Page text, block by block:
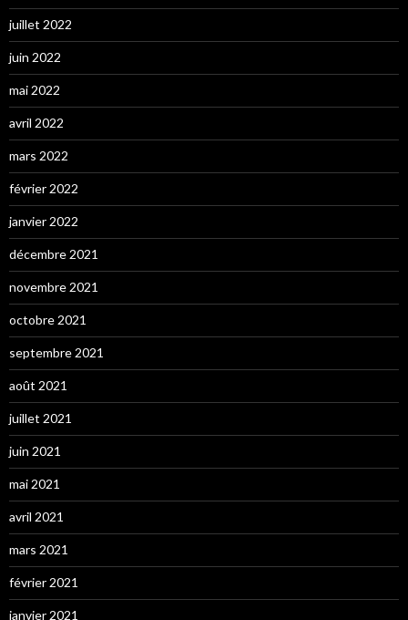
juillet 2022
juin 2022
mai 2022
avril 2022
mars 2022
février 2022
janvier 2022
décembre 2021
novembre 2021
octobre 2021
septembre 2021
août 2021
juillet 2021
juin 2021
mai 2021
avril 2021
mars 2021
février 2021
janvier 2021